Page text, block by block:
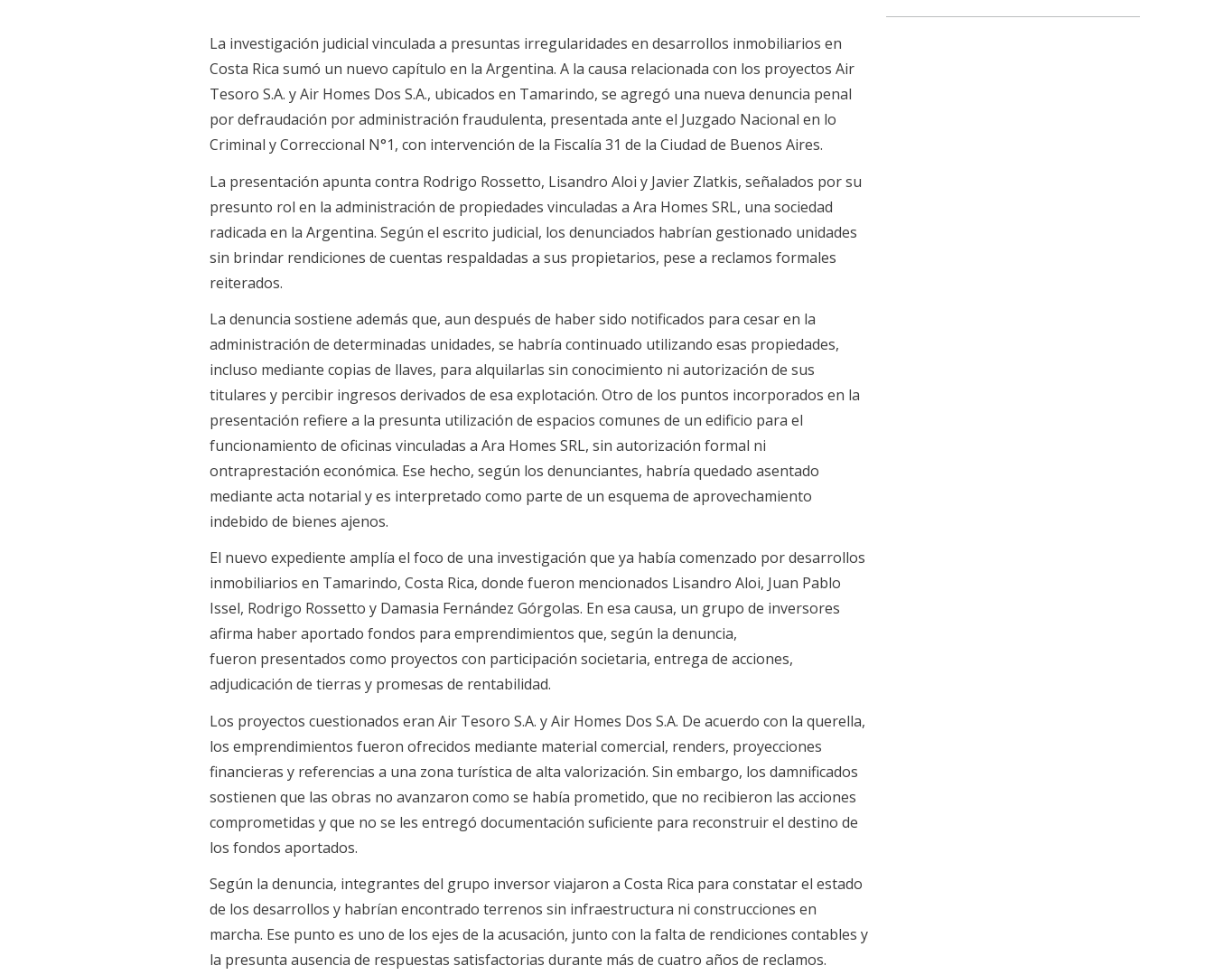
La investigación judicial vinculada a presuntas irregularidades en desarrollos inmobiliarios en
Costa Rica sumó un nuevo capítulo en la Argentina. A la causa relacionada con los proyectos Air
Tesoro S.A. y Air Homes Dos S.A., ubicados en Tamarindo, se agregó una nueva denuncia penal
por defraudación por administración fraudulenta, presentada ante el Juzgado Nacional en lo
Criminal y Correccional N°1, con intervención de la Fiscalía 31 de la Ciudad de Buenos Aires.
La presentación apunta contra Rodrigo Rossetto, Lisandro Aloi y Javier Zlatkis, señalados por su
presunto rol en la administración de propiedades vinculadas a Ara Homes SRL, una sociedad
radicada en la Argentina. Según el escrito judicial, los denunciados habrían gestionado unidades
sin brindar rendiciones de cuentas respaldadas a sus propietarios, pese a reclamos formales
reiterados.
La denuncia sostiene además que, aun después de haber sido notificados para cesar en la
administración de determinadas unidades, se habría continuado utilizando esas propiedades,
incluso mediante copias de llaves, para alquilarlas sin conocimiento ni autorización de sus
titulares y percibir ingresos derivados de esa explotación. Otro de los puntos incorporados en la
presentación refiere a la presunta utilización de espacios comunes de un edificio para el
funcionamiento de oficinas vinculadas a Ara Homes SRL, sin autorización formal ni
ontraprestación económica. Ese hecho, según los denunciantes, habría quedado asentado
mediante acta notarial y es interpretado como parte de un esquema de aprovechamiento
indebido de bienes ajenos.
El nuevo expediente amplía el foco de una investigación que ya había comenzado por desarrollos
inmobiliarios en Tamarindo, Costa Rica, donde fueron mencionados Lisandro Aloi, Juan Pablo
Issel, Rodrigo Rossetto y Damasia Fernández Górgolas. En esa causa, un grupo de inversores
afirma haber aportado fondos para emprendimientos que, según la denuncia,
fueron presentados como proyectos con participación societaria, entrega de acciones,
adjudicación de tierras y promesas de rentabilidad.
Los proyectos cuestionados eran Air Tesoro S.A. y Air Homes Dos S.A. De acuerdo con la querella,
los emprendimientos fueron ofrecidos mediante material comercial, renders, proyecciones
financieras y referencias a una zona turística de alta valorización. Sin embargo, los damnificados
sostienen que las obras no avanzaron como se había prometido, que no recibieron las acciones
comprometidas y que no se les entregó documentación suficiente para reconstruir el destino de
los fondos aportados.
Según la denuncia, integrantes del grupo inversor viajaron a Costa Rica para constatar el estado
de los desarrollos y habrían encontrado terrenos sin infraestructura ni construcciones en
marcha. Ese punto es uno de los ejes de la acusación, junto con la falta de rendiciones contables y
la presunta ausencia de respuestas satisfactorias durante más de cuatro años de reclamos.